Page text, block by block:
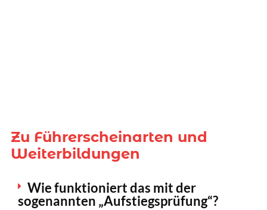
Zu Führerscheinarten und
Weiterbildungen
Wie funktioniert das mit der
sogenannten „Aufstiegsprüfung“?